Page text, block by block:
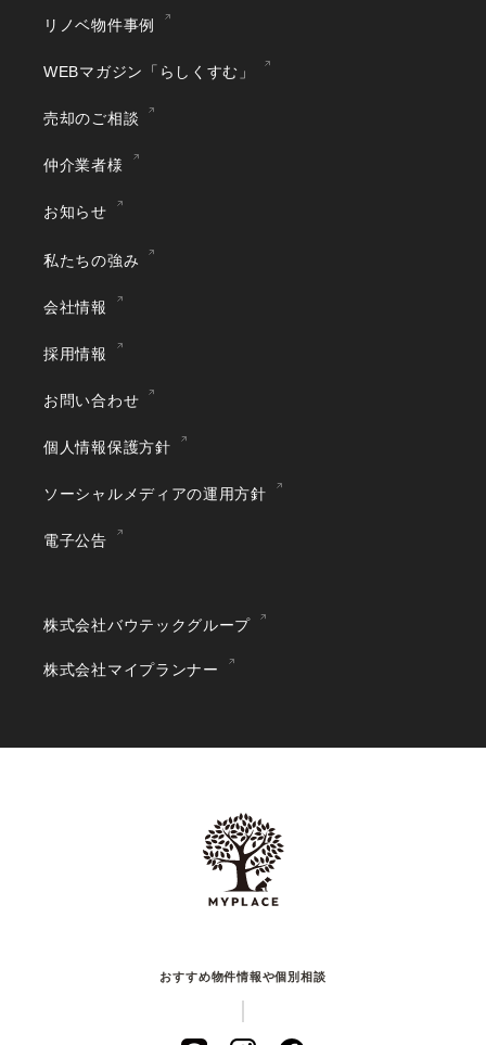
リノベ物件事例
WEBマガジン「らしくすむ」
売却のご相談
仲介業者様
お知らせ
私たちの強み
会社情報
採用情報
お問い合わせ
個人情報保護方針
ソーシャルメディアの運用方針
電子公告
株式会社バウテックグループ
株式会社マイプランナー
おすすめ物件情報や個別相談